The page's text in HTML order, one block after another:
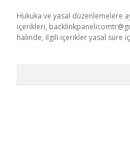
Hukuka ve yasal düzenlemelere
içerikleri,
halinde, ilgili içerikler yasal süre